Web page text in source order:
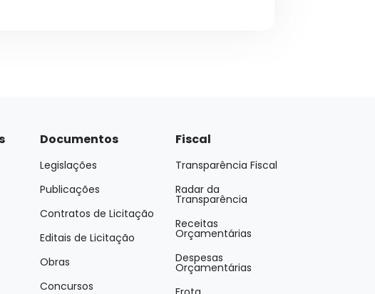
Documentos
Legislações
Publicações
Contratos de Licitação
Editais de Licitação
Obras
Concursos
Fiscal
Transparência Fiscal
Radar da
Transparência
Receitas
Orçamentárias
Despesas
Orçamentárias